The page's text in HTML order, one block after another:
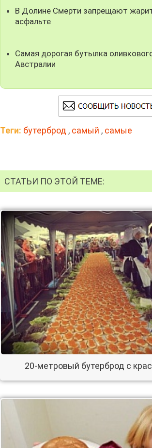
В Долине Смерти запрещают
асфальте
Самая дорогая бутылка
Австралии
Теги: бутерброд , самый , самые
СТАТЬИ ПО ЭТОЙ ТЕМЕ:
20-метровый бутерброд с